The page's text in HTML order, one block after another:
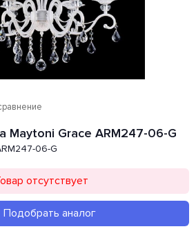
Maytoni Grace ARM247-06-G
06-G
отсутствует
Подобрать аналог